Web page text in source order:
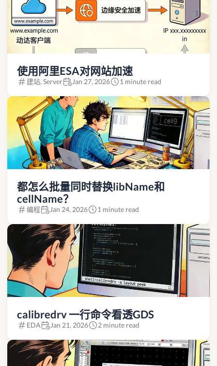
使用阿里ESA对网站加速
建站, Server Jan 27, 2026 1 minute read
都怎么批量同时替换libName和
cellName？
编程 Jan 24, 2026 1 minute read
calibredrv 一行命令看透GDS
EDA Jan 21, 2026 2 minute read